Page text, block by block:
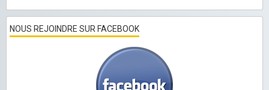
NOUS REJOINDRE SUR FACEBOOK